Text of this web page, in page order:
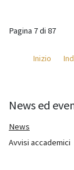
Pagina 7 di 87
Inizio
News ed
News
Avvisi accademici